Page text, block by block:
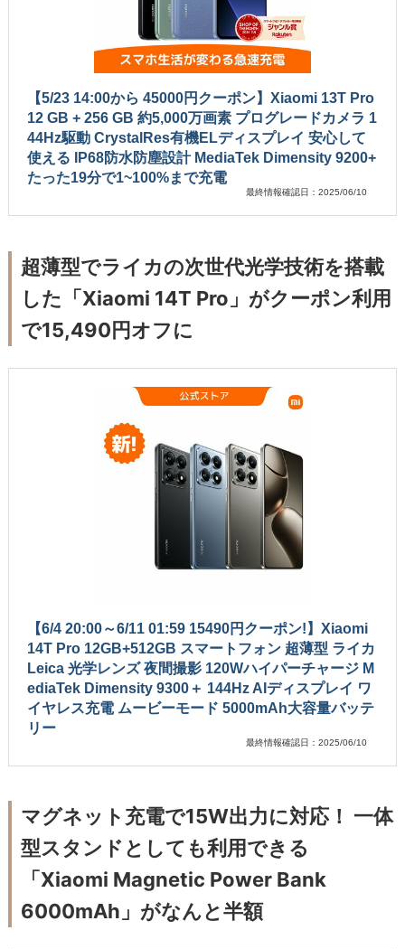
【5/23 14:00から 45000円クーポン】Xiaomi 13T Pro
12 GB + 256 GB 約5,000万画素 プログレードカメラ 1
44Hz駆動 CrystalRes有機ELディスプレイ 安心して
使える IP68防水防塵設計 MediaTek Dimensity 9200+
たった19分で1~100%まで充電
最終情報確認日：2025/06/10
超薄型でライカの次世代光学技術を搭載
した「Xiaomi 14T Pro」がクーポン利用
で15,490円オフに
【6/4 20:00～6/11 01:59 15490円クーポン!】Xiaomi
14T Pro 12GB+512GB スマートフォン 超薄型 ライカ
Leica 光学レンズ 夜間撮影 120Wハイパーチャージ M
ediaTek Dimensity 9300＋ 144Hz AIディスプレイ ワ
イヤレス充電 ムービーモード 5000mAh大容量バッテ
リー
最終情報確認日：2025/06/10
マグネット充電で15W出力に対応！ 一体
型スタンドとしても利用できる
「Xiaomi Magnetic Power Bank
6000mAh」がなんと半額